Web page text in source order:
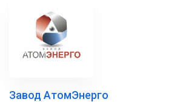
Завод АтомЭнерго